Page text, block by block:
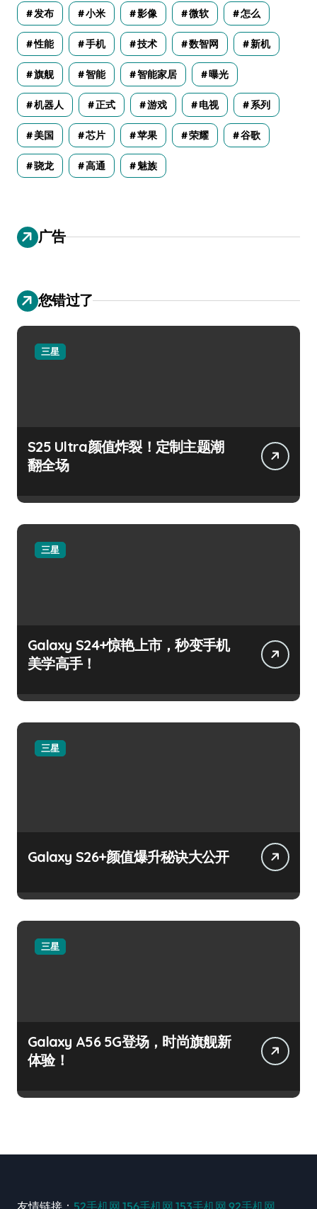
发布 小米 影像 微软 怎么
性能 手机 技术 数智网 新机
旗舰 智能 智能家居 曝光
机器人 正式 游戏 电视 系列
美国 芯片 苹果 荣耀 谷歌
骁龙 高通 魅族
广告
您错过了
三星
S25 Ultra颜值炸裂！定制主题潮
翻全场
三星
Galaxy S24+惊艳上市，秒变手机
美学高手！
三星
Galaxy S26+颜值爆升秘诀大公开
三星
Galaxy A56 5G登场，时尚旗舰新
体验！
友情链接： 52手机网 156手机网 153手机网 92手机网